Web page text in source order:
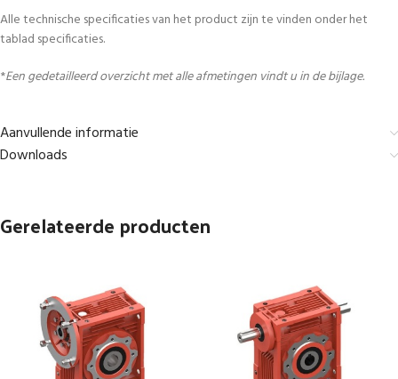
Alle technische specificaties van het product zijn te vinden onder het
tablad specificaties.
*Een gedetailleerd overzicht met alle afmetingen vindt u in de bijlage.
Aanvullende informatie
Downloads
Gerelateerde producten